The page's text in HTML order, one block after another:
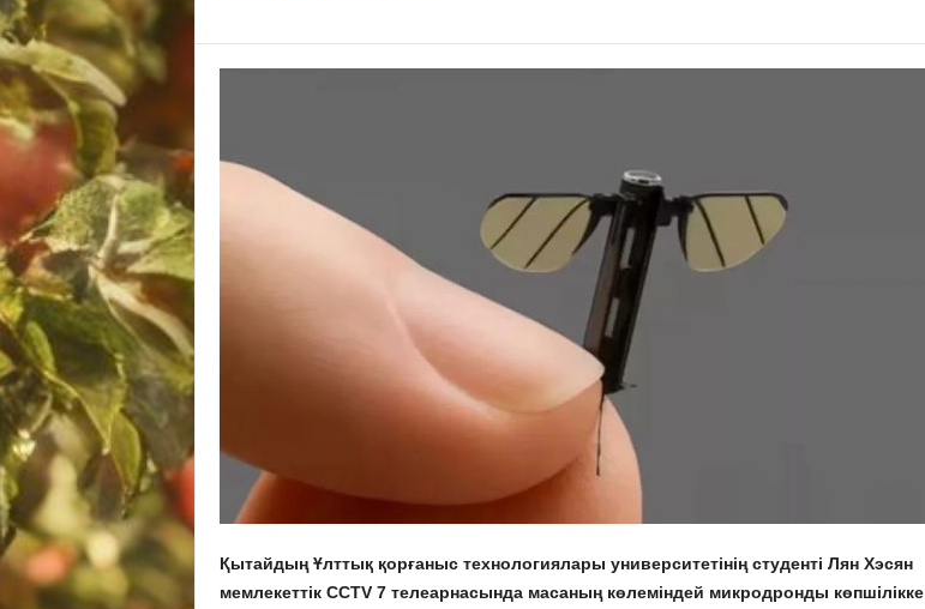
Қытайдың Ұлттық қорғаныс технологиялары университетінің студенті Лян Хэсян
мемлекеттік CCTV 7 телеарнасында масаның көлеміндей микродронды көпшілікке